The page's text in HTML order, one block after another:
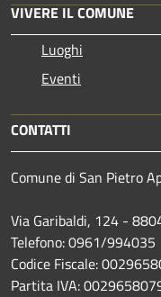
VIVERE IL COMUNE
Luoghi
Eventi
CONTATTI
Comune di San Pietro
Via Garibaldi, 124 -
Telefono: 0961/994035
Codice Fiscale:
Partita IVA: